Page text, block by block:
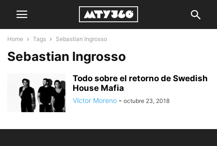
Home Tags Sebastian Ingrosso
Sebastian Ingrosso
Todo sobre el retorno de Swedish
House Mafia
Víctor Moreno - octubre 23, 2018